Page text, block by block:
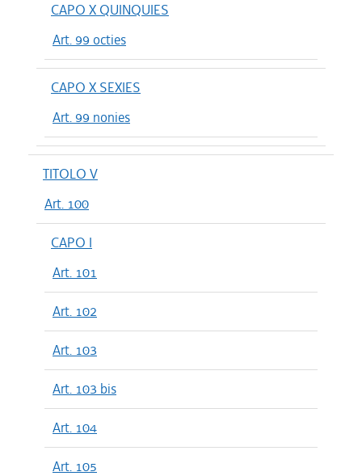
CAPO X QUINQUIES
Art. 99 octies
CAPO X SEXIES
Art. 99 nonies
TITOLO V
Art. 100
CAPO I
Art. 101
Art. 102
Art. 103
Art. 103 bis
Art. 104
Art. 105